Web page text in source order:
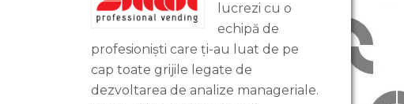
lucrezi cu o
echipă de
profesioniști care ți-au luat de pe
cap toate grijile legate de
dezvoltarea de analize manageriale.